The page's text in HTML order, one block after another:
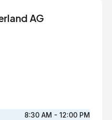
AG
8:30 AM - 12:00 PM